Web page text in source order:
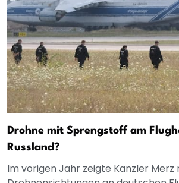
Drohne mit Sprengstoff am
Russland?
Im vorigen Jahr zeigte Kanzler Merz